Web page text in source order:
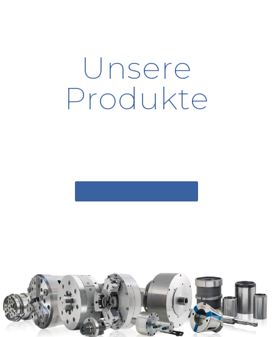
Unsere
Produkte